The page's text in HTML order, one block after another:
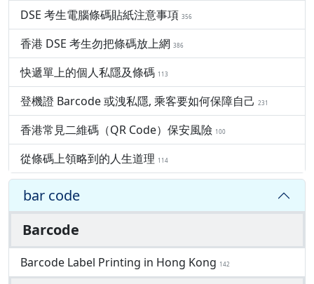
DSE 考生電腦條碼貼紙注意事項 356
香港 DSE 考生勿把條碼放上網 386
快遞單上的個人私隱及條碼 113
登機證 Barcode 或洩私隱, 乘客要如何保障自己 231
香港常見二維碼（QR Code）保安風險 100
從條碼上領略到的人生道理 114
bar code
Barcode
Barcode Label Printing in Hong Kong 142